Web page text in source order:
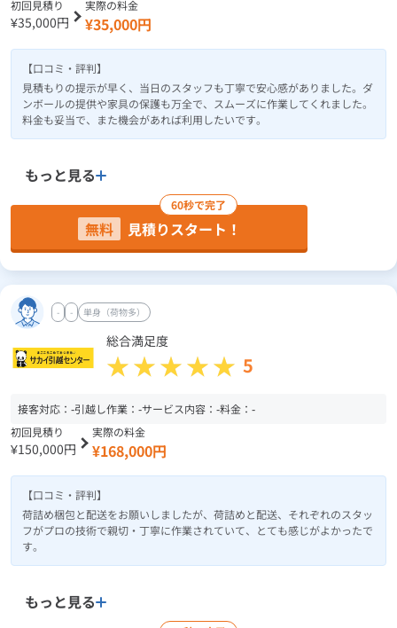
初回見積り
¥35,000円
実際の料金
¥35,000円
【口コミ・評判】
見積もりの提示が早く、当日のスタッフも丁寧で安心感がありました。ダ
ンボールの提供や家具の保護も万全で、スムーズに作業してくれました。
料金も妥当で、また機会があれば利用したいです。
もっと見る
60秒で完了
無料 見積りスタート！
- - 単身（荷物多）
総合満足度
5
接客対応： -引越し作業： -サービス内容： -料金： -
初回見積り
¥150,000円
実際の料金
¥168,000円
【口コミ・評判】
荷詰め梱包と配送をお願いしましたが、荷詰めと配送、それぞれのスタッ
フがプロの技術で親切・丁寧に作業されていて、とても感じがよかったで
す。
もっと見る